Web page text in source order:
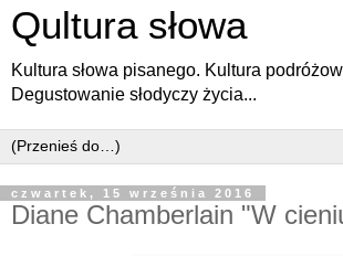
Qultura słowa
Kultura słowa pisanego. Kultura
Degustowanie słodyczy życia...
czwartek, 15 września 2016
Diane Chamberlain "W